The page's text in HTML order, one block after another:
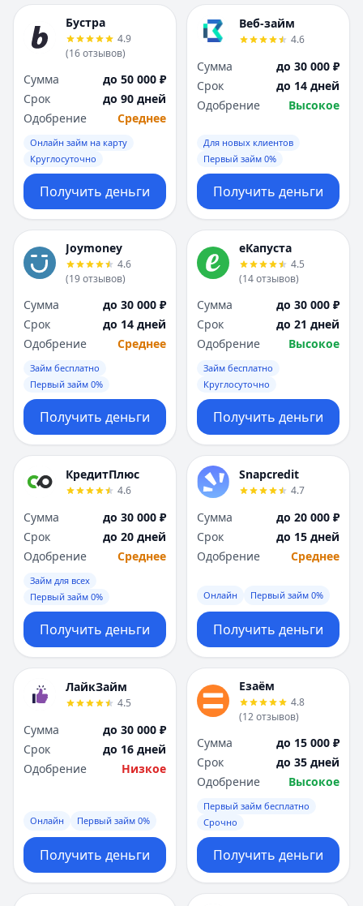
Бустра
4.9
(16отзывов)
Сумма
до 50 000 ₽
Срок
до 90 дней
Одобрение
Среднее
Онлайн займ на карту
Круглосуточно
Получить деньги
Веб-займ
4.6
Сумма
до 30 000 ₽
Срок
до 14 дней
Одобрение
Высокое
Для новых клиентов
Первый займ 0%
Получить деньги
Joymoney
4.6
(19отзывов)
Сумма
до 30 000 ₽
Срок
до 14 дней
Одобрение
Среднее
Займ бесплатно
Первый займ 0%
Получить деньги
еКапуста
4.5
(14отзывов)
Сумма
до 30 000 ₽
Срок
до 21 дней
Одобрение
Высокое
Займ бесплатно
Круглосуточно
Получить деньги
КредитПлюс
4.6
Сумма
до 30 000 ₽
Срок
до 20 дней
Одобрение
Среднее
Займ для всех
Первый займ 0%
Получить деньги
Snapcredit
4.7
Сумма
до 20 000 ₽
Срок
до 15 дней
Одобрение
Среднее
Онлайн Первый займ 0%
Получить деньги
ЛайкЗайм
4.5
Сумма
до 30 000 ₽
Срок
до 16 дней
Одобрение
Низкое
Онлайн Первый займ 0%
Получить деньги
Езаём
4.8
(12отзывов)
Сумма
до 15 000 ₽
Срок
до 35 дней
Одобрение
Высокое
Первый займ бесплатно
Срочно
Получить деньги